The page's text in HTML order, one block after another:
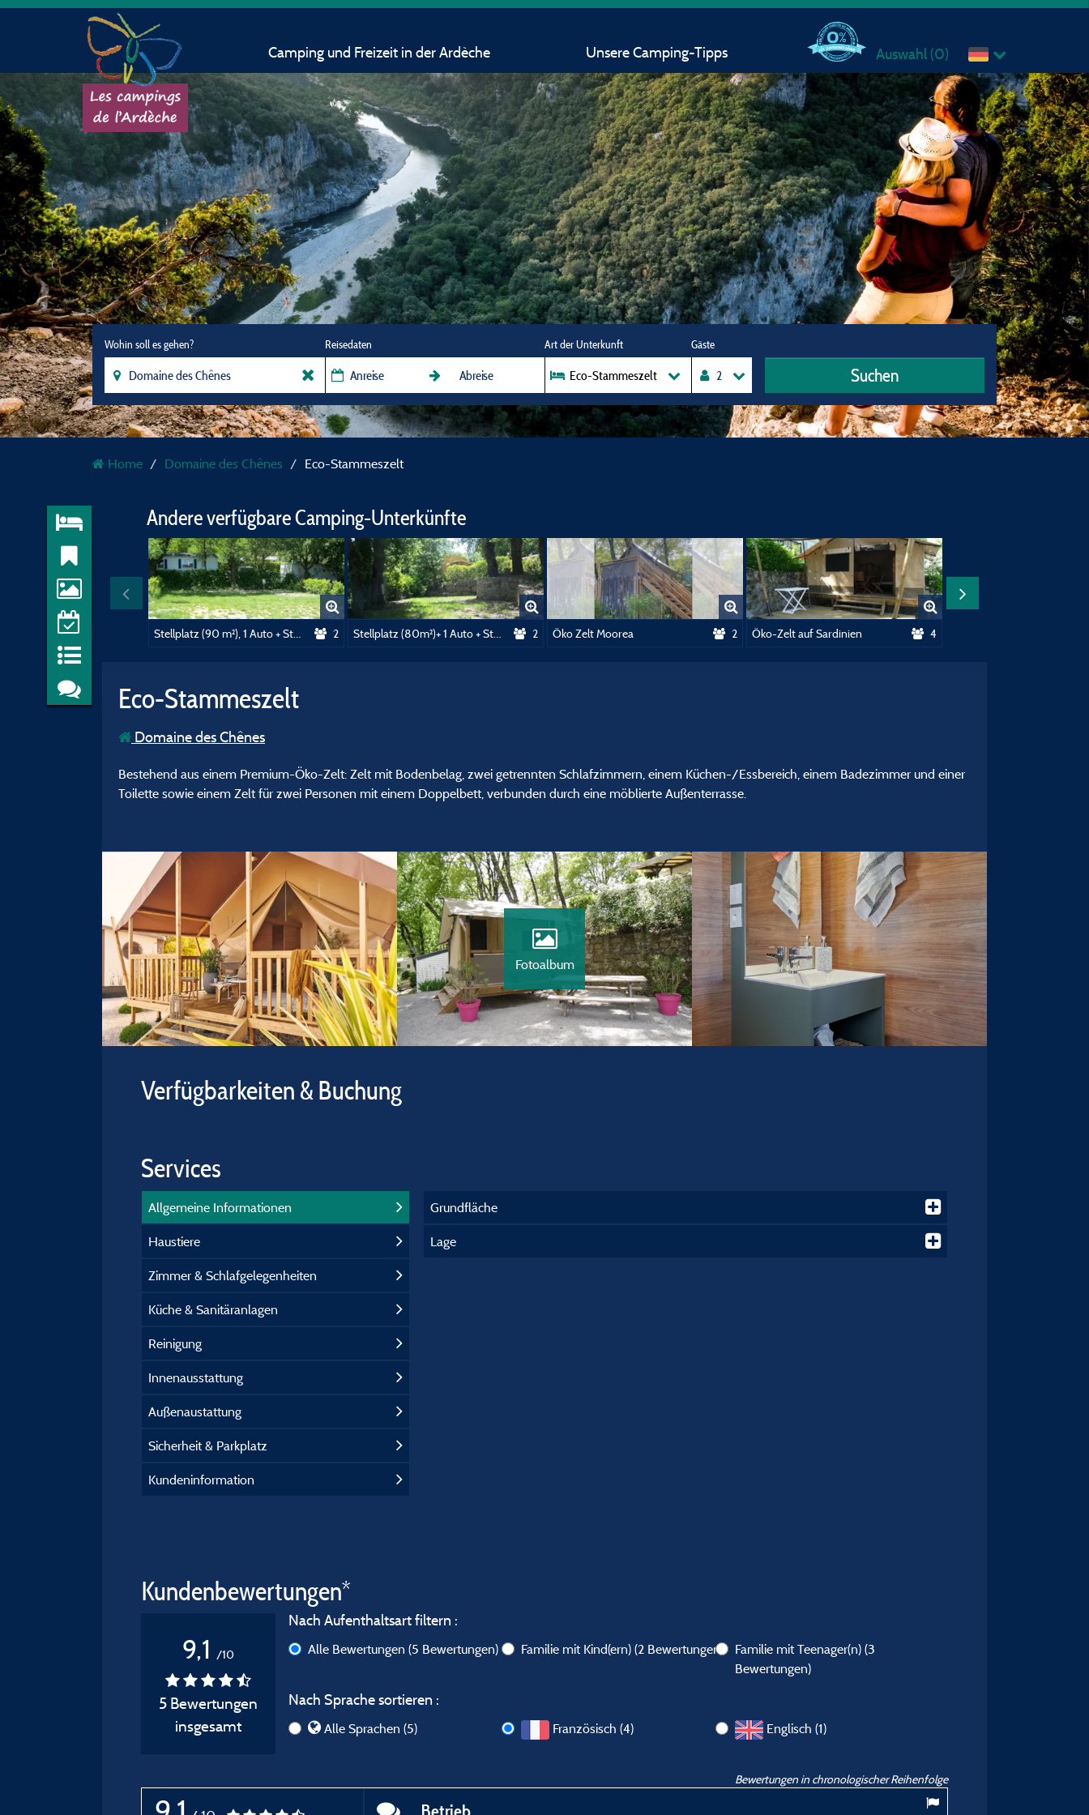
Camping und Freizeit in der Ardèche Unsere Camping-Tipps Auswahl (0)
Wohin soll es gehen? Reisedaten Art der Unterkunft
Eco-Stammeszelt
Gäste
Suchen
Home Domaine des Chênes Eco-Stammeszelt
Andere verfügbare Camping-Unterkünfte
Stellplatz (90 m²), 1 Auto + Strom (10A) 2 Stellplatz (80m²)+ 1 Auto + Strom (10a) 2 Öko Zelt Moorea 2 Öko-Zelt auf Sardinien 4
Eco-Stammeszelt
Domaine des Chênes
Bestehend aus einem Premium-Öko-Zelt: Zelt mit Bodenbelag, zwei getrennten Schlafzimmern, einem Küchen-/Essbereich, einem Badezimmer und einer
Toilette sowie einem Zelt für zwei Personen mit einem Doppelbett, verbunden durch eine möblierte Außenterrasse.
Fotoalbum
Verfügbarkeiten & Buchung
Services
Allgemeine Informationen
Haustiere
Zimmer & Schlafgelegenheiten
Küche & Sanitäranlagen
Reinigung
Innenausstattung
Außenaustattung
Sicherheit & Parkplatz
Kundeninformation
Grundfläche
Lage
Kundenbewertungen*
9,1 /10
5 Bewertungen
insgesamt
Nach Aufenthaltsart filtern :
Alle Bewertungen (5 Bewertungen) Familie mit Kind(ern)(2 Bewertungen) Familie mit Teenager(n) (3
Bewertungen)
Nach Sprache sortieren :
Alle Sprachen (5) Französisch (4) Englisch (1)
Bewertungen in chronologischer Reihenfolge